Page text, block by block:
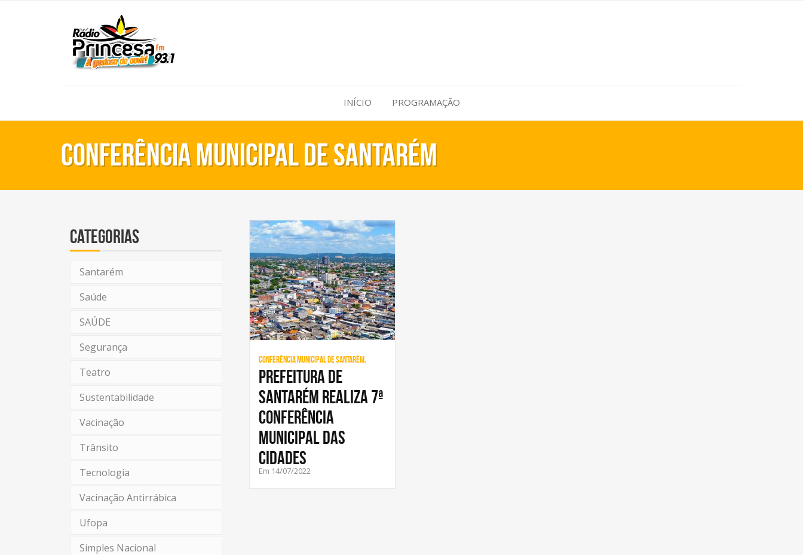
INÍCIO PROGRAMAÇÃO
Conferência Municipal de Santarém
Categorias
Santarém
Saúde
SAÚDE
Segurança
Teatro
Sustentabilidade
Vacinação
Trânsito
Tecnologia
Vacinação Antirrábica
Ufopa
Simples Nacional
Conferência Municipal de Santarém,
Prefeitura de
Santarém realiza 7ª
Conferência
Municipal das
Cidades
Em 14/07/2022